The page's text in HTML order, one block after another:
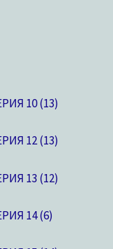
10 13
12 13
13 12
14 6